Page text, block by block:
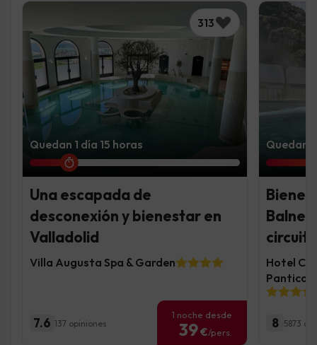
313
Quedan 1 día 15 horas
Una escapada de
desconexión y bienestar en
Valladolid
Villa Augusta Spa & Garden
7.6 137 opiniones
1 noche desde
39€/pers.
Quedan
Hotel
8 5873